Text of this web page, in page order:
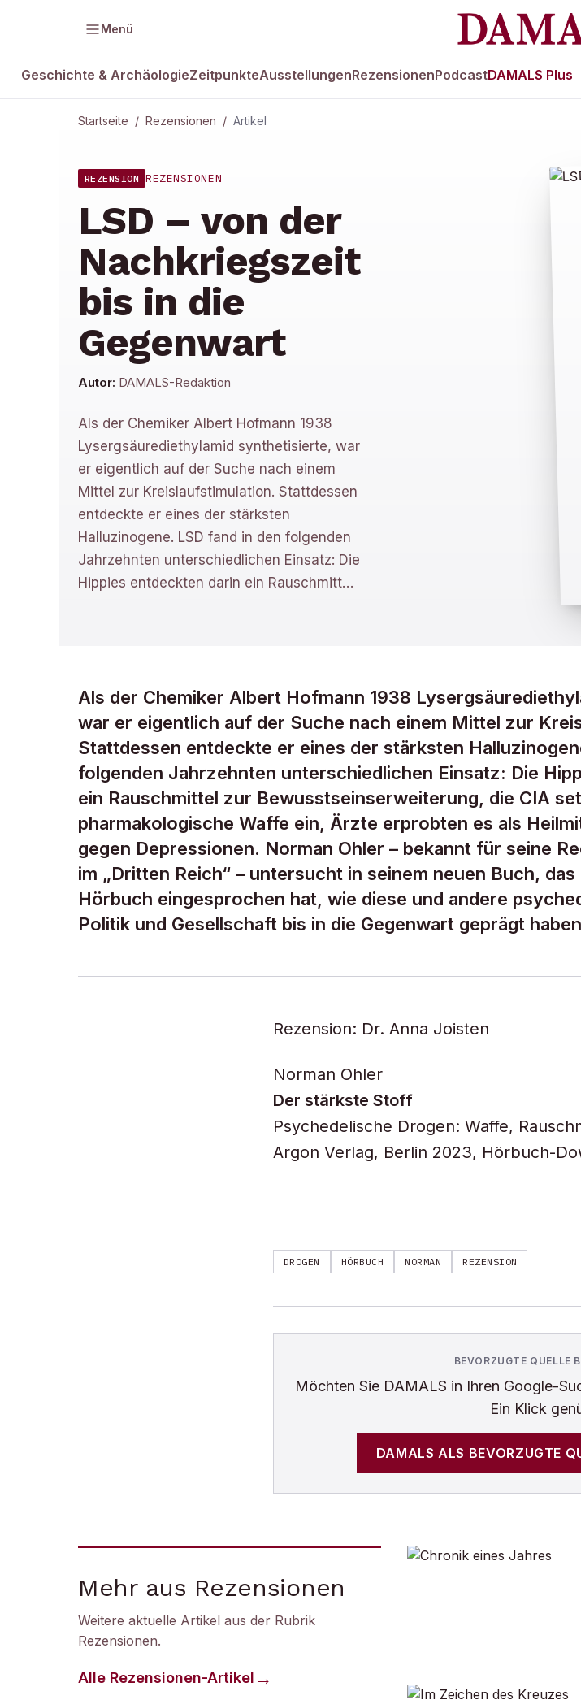
Menü
Geschichte & ArchäologieZeitpunkteAusstellungenRezensionenPodcastDAMALS Plus
Startseite / Rezensionen / Artikel
REZENSION REZENSIONEN
LSD – von der
Nachkriegszeit
bis in die
Gegenwart
Autor: DAMALS-Redaktion
Als der Chemiker Albert Hofmann 1938
Lysergsäurediethylamid synthetisierte, war
er eigentlich auf der Suche nach einem
Mittel zur Kreislaufstimulation. Stattdessen
entdeckte er eines der stärksten
Halluzinogene. LSD fand in den folgenden
Jahrzehnten unterschiedlichen Einsatz: Die
Hippies entdeckten darin ein Rauschmitt…
Als der Chemiker Albert Hofmann 1938
war er eigentlich auf der Suche nach einem Mittel zur
Stattdessen entdeckte er eines der stärksten
folgenden Jahrzehnten unterschiedlichen Einsatz: Die
ein Rauschmittel zur Bewusstseinserweiterung, die CIA
pharmakologische Waffe ein, Ärzte erprobten es als
gegen Depressionen. Norman Ohler – bekannt für seine
im „Dritten Reich“ – untersucht in seinem neuen Buch,
Hörbuch eingesprochen hat, wie diese und andere
Politik und Gesellschaft bis in die Gegenwart geprägt
Rezension: Dr. Anna Joisten
Norman Ohler
Der stärkste Stoff
Psychedelische Drogen: Waffe,
Argon Verlag, Berlin 2023, Hörbuch-
DROGEN HÖRBUCH NORMAN REZENSION
BEVORZUGTE QUELLE
Möchten Sie DAMALS in Ihren Google-
Ein Klick
DAMALS ALS BEVORZUGTE
Mehr aus Rezensionen
Weitere aktuelle Artikel aus der Rubrik
Rezensionen.
Alle Rezensionen-Artikel